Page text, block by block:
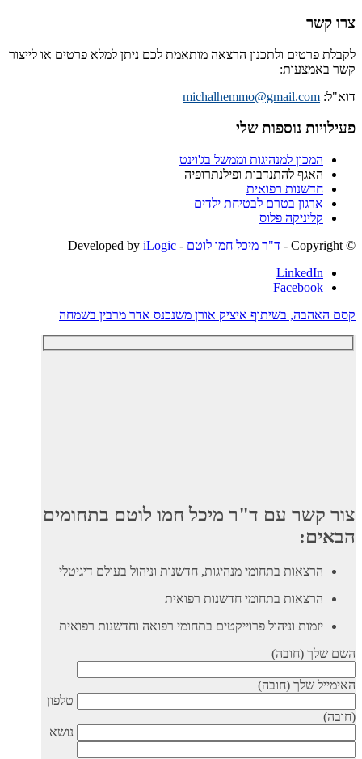
ולתכנון הרצאה מותאמת לכם ניתן למלא פרטים או לייצור
נוספות שלי
למנהיגות וממשל בג'וינט
להתנדבות ופילנתרופיה
רפואית
בטרם לבטיחת ילדים
פלוס
ד"ר מיכל חמו לוטם- Developed by
iLogic
בשיתוף איציק אורן משנכנס אדר מרבין בשמחה
עם ד"ר מיכל חמו לוטם בתחומים
בתחומי מנהיגות, חדשנות וניהול בעולם דיגיטלי
בתחומי חדשנות רפואית
וניהול פרוייקטים בתחומי רפואה וחדשנות רפואית
(חובה)
שלך (חובה)